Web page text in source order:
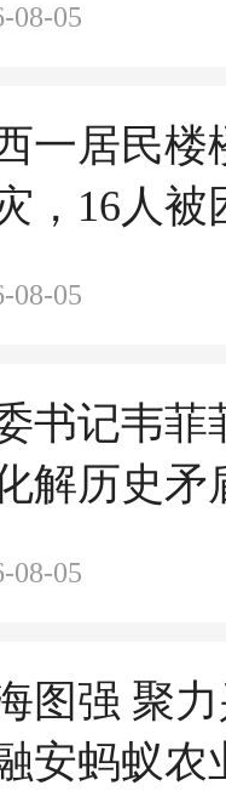
08-05
一居民楼
，16人被
08-05
书记韦菲
解历史矛
08-05
图强 聚
安蚂蚁农